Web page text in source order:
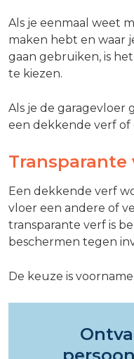
Als je eenmaal weet
maken hebt en waar
gaan gebruiken, is
te kiezen.
Als je de garagevloer
een dekkende verf of
Transparante
Een dekkende verf
vloer een andere of
transparante verf is
beschermen tegen
De keuze is